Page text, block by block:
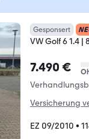
Gesponsert
VW Golf 6 1.4 |
7.490 €
Versicherung
EZ 09/2010 •